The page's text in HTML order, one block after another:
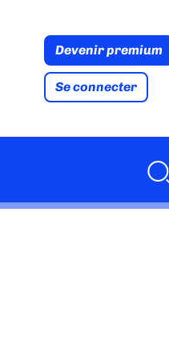
Devenir premium
Se connecter